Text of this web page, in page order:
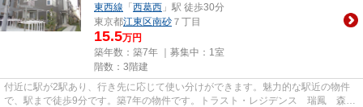
東西線 「 西葛西 」駅 徒歩30分
東京都江東区南砂 ７丁目
15.5万円
築年数：築7年 ｜募集中： 1室
階数：3階建
付近に駅が2駅あり、行き先に応じて使い分けができます。魅力的な駅近の物件
で、駅まで徒歩9分です。築7年の物件です。トラスト・レジデンス 瑞鳳 森下